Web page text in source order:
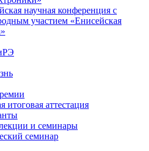
научная конференция с
участием «Енисейская
итоговая аттестация
и семинары
семинар